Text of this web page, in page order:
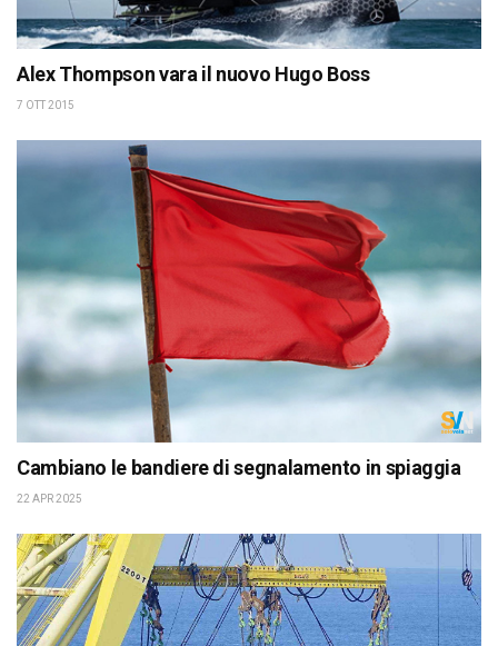
Alex Thompson vara il nuovo Hugo Boss
7 OTT 2015
Cambiano le bandiere di segnalamento in spiaggia
22 APR 2025